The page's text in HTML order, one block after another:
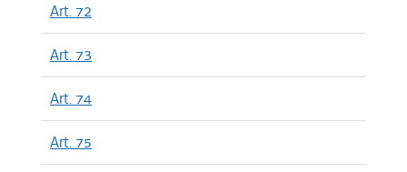
Art. 72
Art. 73
Art. 74
Art. 75